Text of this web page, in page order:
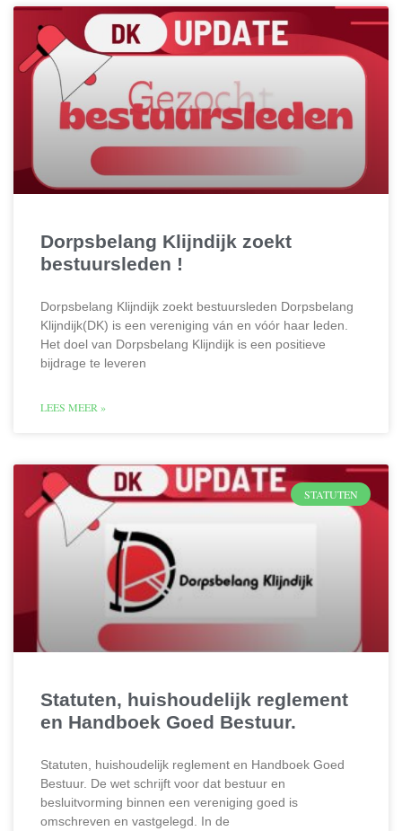
Dorpsbelang Klijndijk zoekt
bestuursleden !
Dorpsbelang Klijndijk zoekt bestuursleden Dorpsbelang
Klijndijk(DK) is een vereniging ván en vóór haar leden.
Het doel van Dorpsbelang Klijndijk is een positieve
bijdrage te leveren
LEES MEER »
STATUTEN
Statuten, huishoudelijk reglement
en Handboek Goed Bestuur.
Statuten, huishoudelijk reglement en Handboek Goed
Bestuur. De wet schrijft voor dat bestuur en
besluitvorming binnen een vereniging goed is
omschreven en vastgelegd. In de